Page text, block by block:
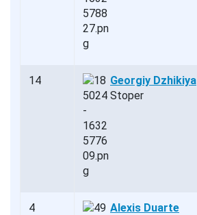
14
Georgiy Dzhikiya
Stoper
4
Alexis Duarte